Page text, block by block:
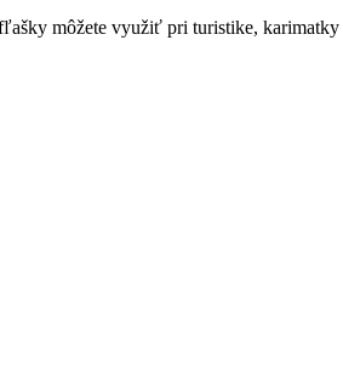
môžete využiť pri turistike,